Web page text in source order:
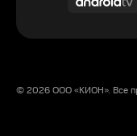
© 2026 ООО «КИОН». Все